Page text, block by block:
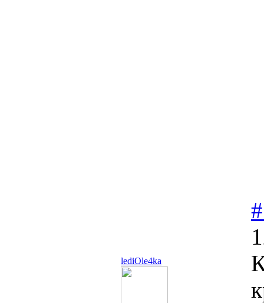
lediOle4ka